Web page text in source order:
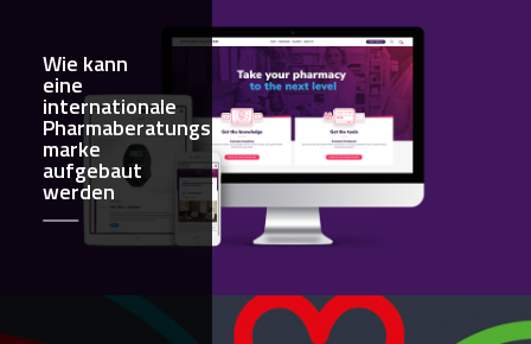
Wie kann
eine
internationale
Pharmaberatungs-
marke
aufgebaut
werden